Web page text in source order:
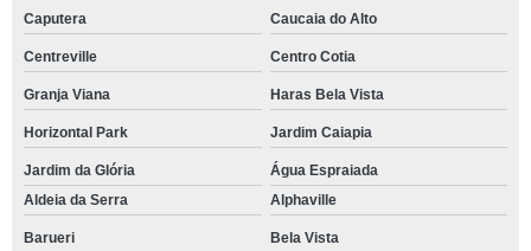
Caputera Caucaia do Alto
Centreville Centro Cotia
Granja Viana Haras Bela Vista
Horizontal Park Jardim Caiapia
Jardim da Glória
Água Espraiada
Aldeia da Serra
Alphaville
Barueri Bela Vista